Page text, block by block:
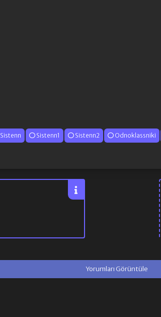
Sistenn Sistenn1 Sistenn2 Odnoklassniki
Yorumları Görüntüle